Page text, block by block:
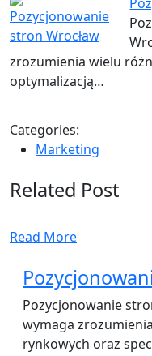
zrozumienia wielu
optymalizacją…
Categories:
Marketing
Related Post
Read More
Pozycjonowanie
wymaga
rynkowych oraz